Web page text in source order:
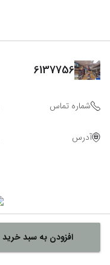
افزودن به سبد خرید
6137756
شماره تماس
آدرس